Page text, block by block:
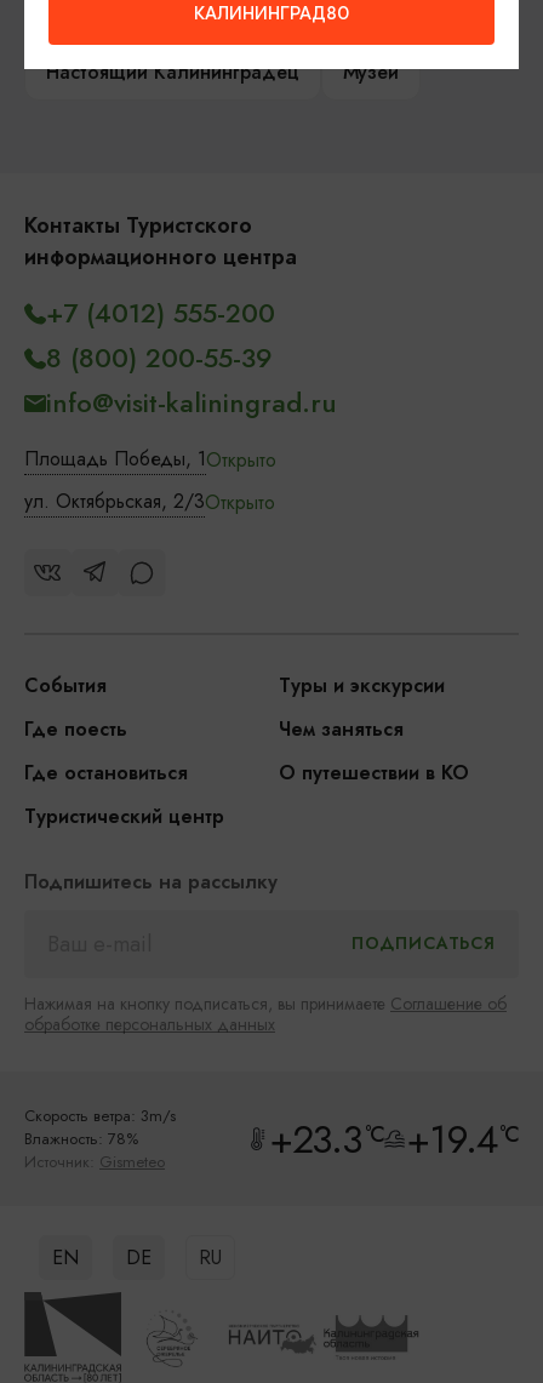
Компас Балтийской кухни
Настоящий Калининградец
Музеи
Контакты Туристского
информационного центра
Площадь Победы, 1Открыто
ул. Октябрьская, 2/3Открыто
+7 (4012) 555-200
8 (800) 200-55-39
info@visit-kaliningrad.ru
События
Туры и экскурсии
Где поесть
Чем заняться
Где остановиться
О путешествии в КО
Туристический центр
Подпишитесь на рассылку
Нажимая на кнопку подписаться, вы принимаете Соглашение об
обработке персональных данных
Скорость ветра: 3m/s
Влажность: 78%
Источник: Gismeteo +23.3°C +19.4°C
EN DE RU
КАЛИНИНГРАД80